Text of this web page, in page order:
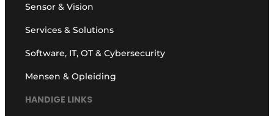
Sensor & Vision
Services & Solutions
Software, IT, OT & Cybersecurity
Mensen & Opleiding
HANDIGE LINKS